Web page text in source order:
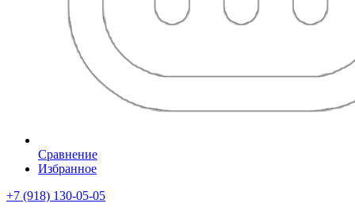
Сравнение
Избранное
+7 (918) 130-05-05